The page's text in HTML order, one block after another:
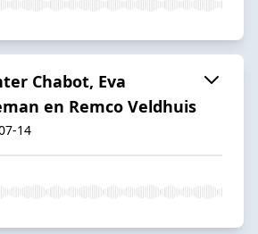
Chabot, Eva
en Remco Veldhuis
14